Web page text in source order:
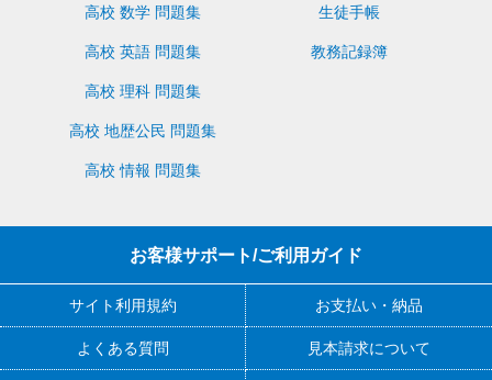
高校 数学 問題集
高校 英語 問題集
高校 理科 問題集
高校 地歴公民 問題集
高校 情報 問題集
生徒手帳
教務記録簿
お客様サポート/ご利用ガイド
サイト利用規約 お支払い・納品
よくある質問 見本請求について